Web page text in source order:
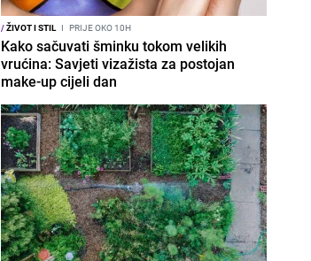
/ŽIVOT I STIL I PRIJE OKO 10H
Kako sačuvati šminku tokom velikih
vrućina: Savjeti vizažista za postojan
make-up cijeli dan